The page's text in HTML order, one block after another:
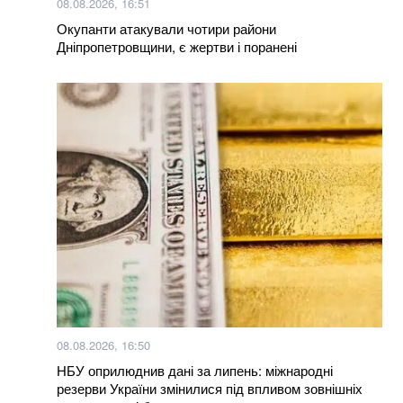
Окупанти атакували чотири райони
Дніпропетровщини, є жертви і поранені
08.08.2026, 16:50
НБУ оприлюднив дані за липень: міжнародні
резерви України змінилися під впливом зовнішніх